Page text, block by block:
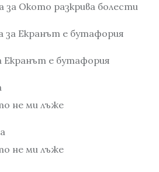
за Окото разкрива болести
за Екранът е бутафория
Екранът е бутафория
не ми лъже
не ми лъже